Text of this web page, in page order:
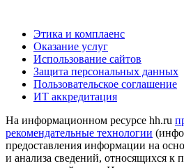
Этика и комплаенс
Оказание услуг
Использование сайтов
Защита персональных данных
Пользовательское соглашение
ИТ аккредитация
На информационном ресурсе hh.ru
рекомендательные технологии
предоставления информации на
и анализа сведений, относящихся к